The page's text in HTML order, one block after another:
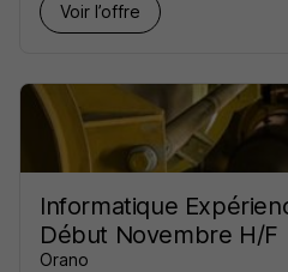
Voir l’offre
Informatique
Début Novembre H/F
Orano